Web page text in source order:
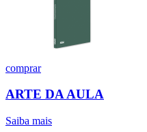
comprar
ARTE DA AULA
Saiba mais